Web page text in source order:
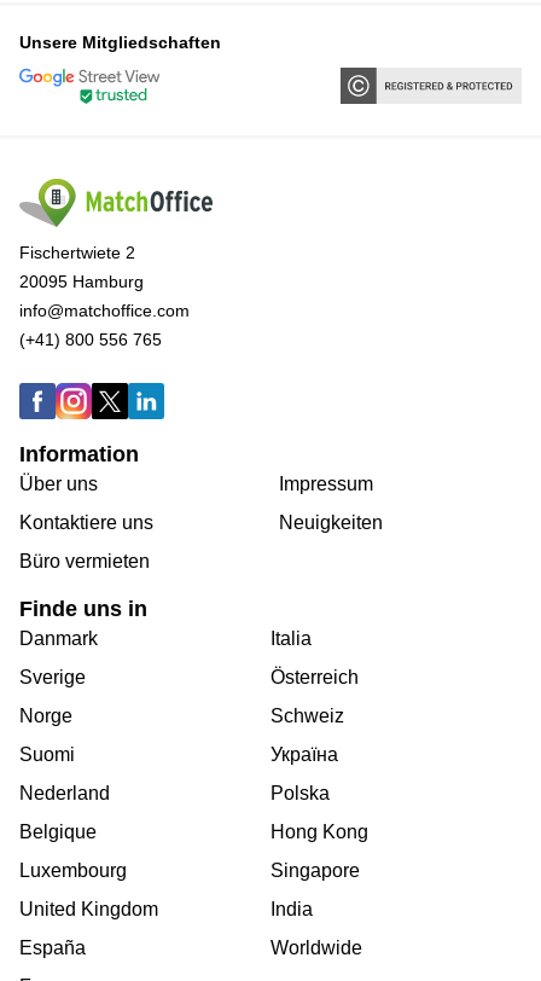
Unsere Mitgliedschaften
Fischertwiete 2
20095 Hamburg
info@matchoffice.com
(+41) 800 556 765
Information
Über uns
Kontaktiere uns
Büro vermieten
Impressum
Neuigkeiten
Finde uns in
Danmark
Sverige
Norge
Suomi
Nederland
Belgique
Luxembourg
United Kingdom
España
Italia
Österreich
Schweiz
Україна
Polska
Hong Kong
Singapore
India
Worldwide